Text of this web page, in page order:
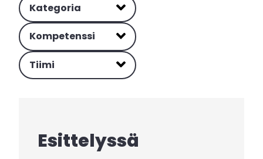
Kategoria
Kompetenssi
Tiimi
Esittelyssä